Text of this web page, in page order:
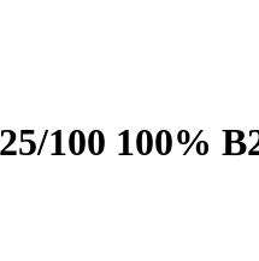
100 100%